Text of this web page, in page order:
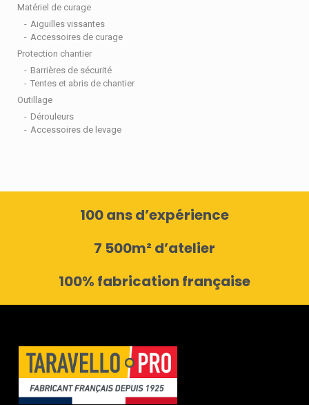
Matériel de curage
Aiguilles vissantes
Accessoires de curage
Protection chantier
Barrières de sécurité
Tentes et abris de chantier
Outillage
Dérouleurs
Accessoires de levage
100 ans d’expérience
7 500m² d’atelier
100% fabrication française